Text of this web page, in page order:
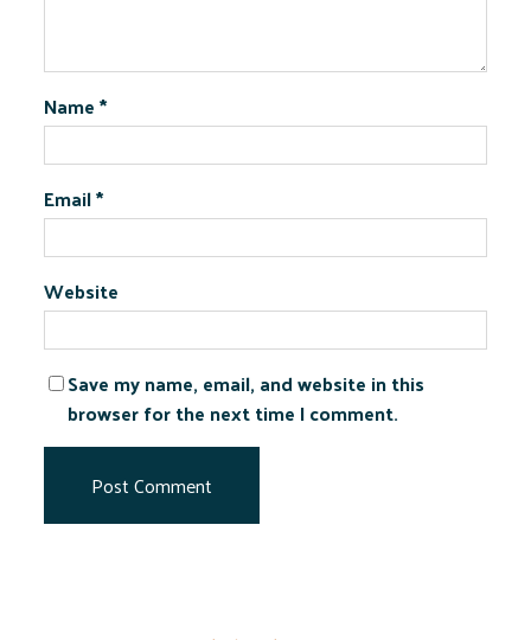
Name*
Email*
Website
Save my name, email, and website in this
browser for the next time I comment.